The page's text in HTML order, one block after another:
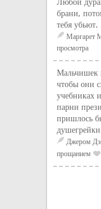
брани,
тебя убьют.
Маргарет
просмотра
Мальчишек
чтобы они
учебниках
парни
пришлось
Джером
прощанием